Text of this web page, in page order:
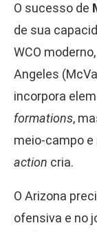
O sucesso de
de sua
WCO
Angeles
incorpora
formations,
meio-campo
action cria.
O Arizona
ofensiva e no